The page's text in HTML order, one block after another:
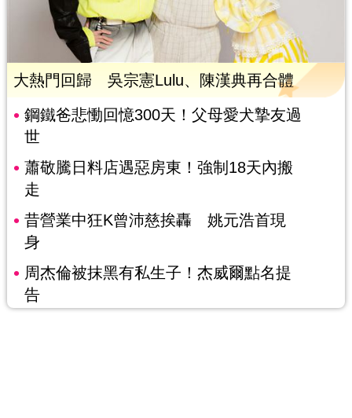
大熱門回歸 吳宗憲Lulu、陳漢典再合體
鋼鐵爸悲慟回憶300天！父母愛犬摯友過
世
蕭敬騰日料店遇惡房東！強制18天內搬
走
昔營業中狂K曾沛慈挨轟 姚元浩首現
身
周杰倫被抹黑有私生子！杰威爾點名提
告